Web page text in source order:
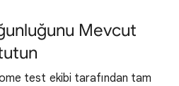
Mevcut
test ekibi tarafından tam